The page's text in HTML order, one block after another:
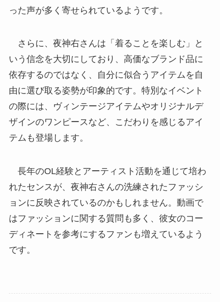
った声が多く寄せられているようです。
さらに、夜神右さんは「着ることを楽しむ」と
いう信念を大切にしており、高価なブランド品に
依存するのではなく、自分に似合うアイテムを自
由に選び取る姿勢が印象的です。特別なイベント
の際には、ヴィンテージアイテムやオリジナルデ
ザインのワンピースなど、こだわりを感じるアイ
テムも登場します。
長年のOL経験とアーティスト活動を通じて培わ
れたセンスが、夜神右さんの洗練されたファッシ
ョンに反映されているのかもしれません。動画で
はファッションに関する質問も多く、彼女のコー
ディネートを参考にするファンも増えているよう
です。